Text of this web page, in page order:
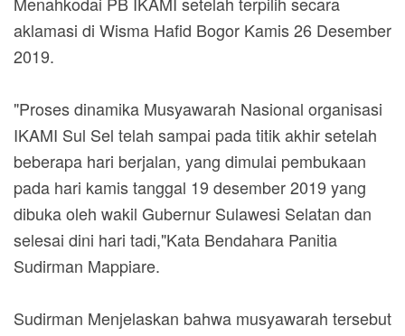
aklamasi di Wisma Hafid Bogor Kamis 26 Desember
2019.
"Proses dinamika Musyawarah Nasional organisasi
IKAMI Sul Sel telah sampai pada titik akhir setelah
beberapa hari berjalan, yang dimulai pembukaan
pada hari kamis tanggal 19 desember 2019 yang
dibuka oleh wakil Gubernur Sulawesi Selatan dan
selesai dini hari tadi,"Kata Bendahara Panitia
Sudirman Mappiare.
Sudirman Menjelaskan bahwa musyawarah tersebut